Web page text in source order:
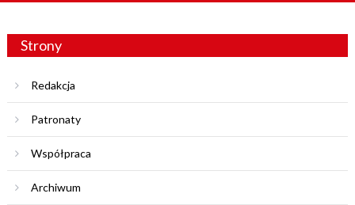
Strony
Redakcja
Patronaty
Współpraca
Archiwum